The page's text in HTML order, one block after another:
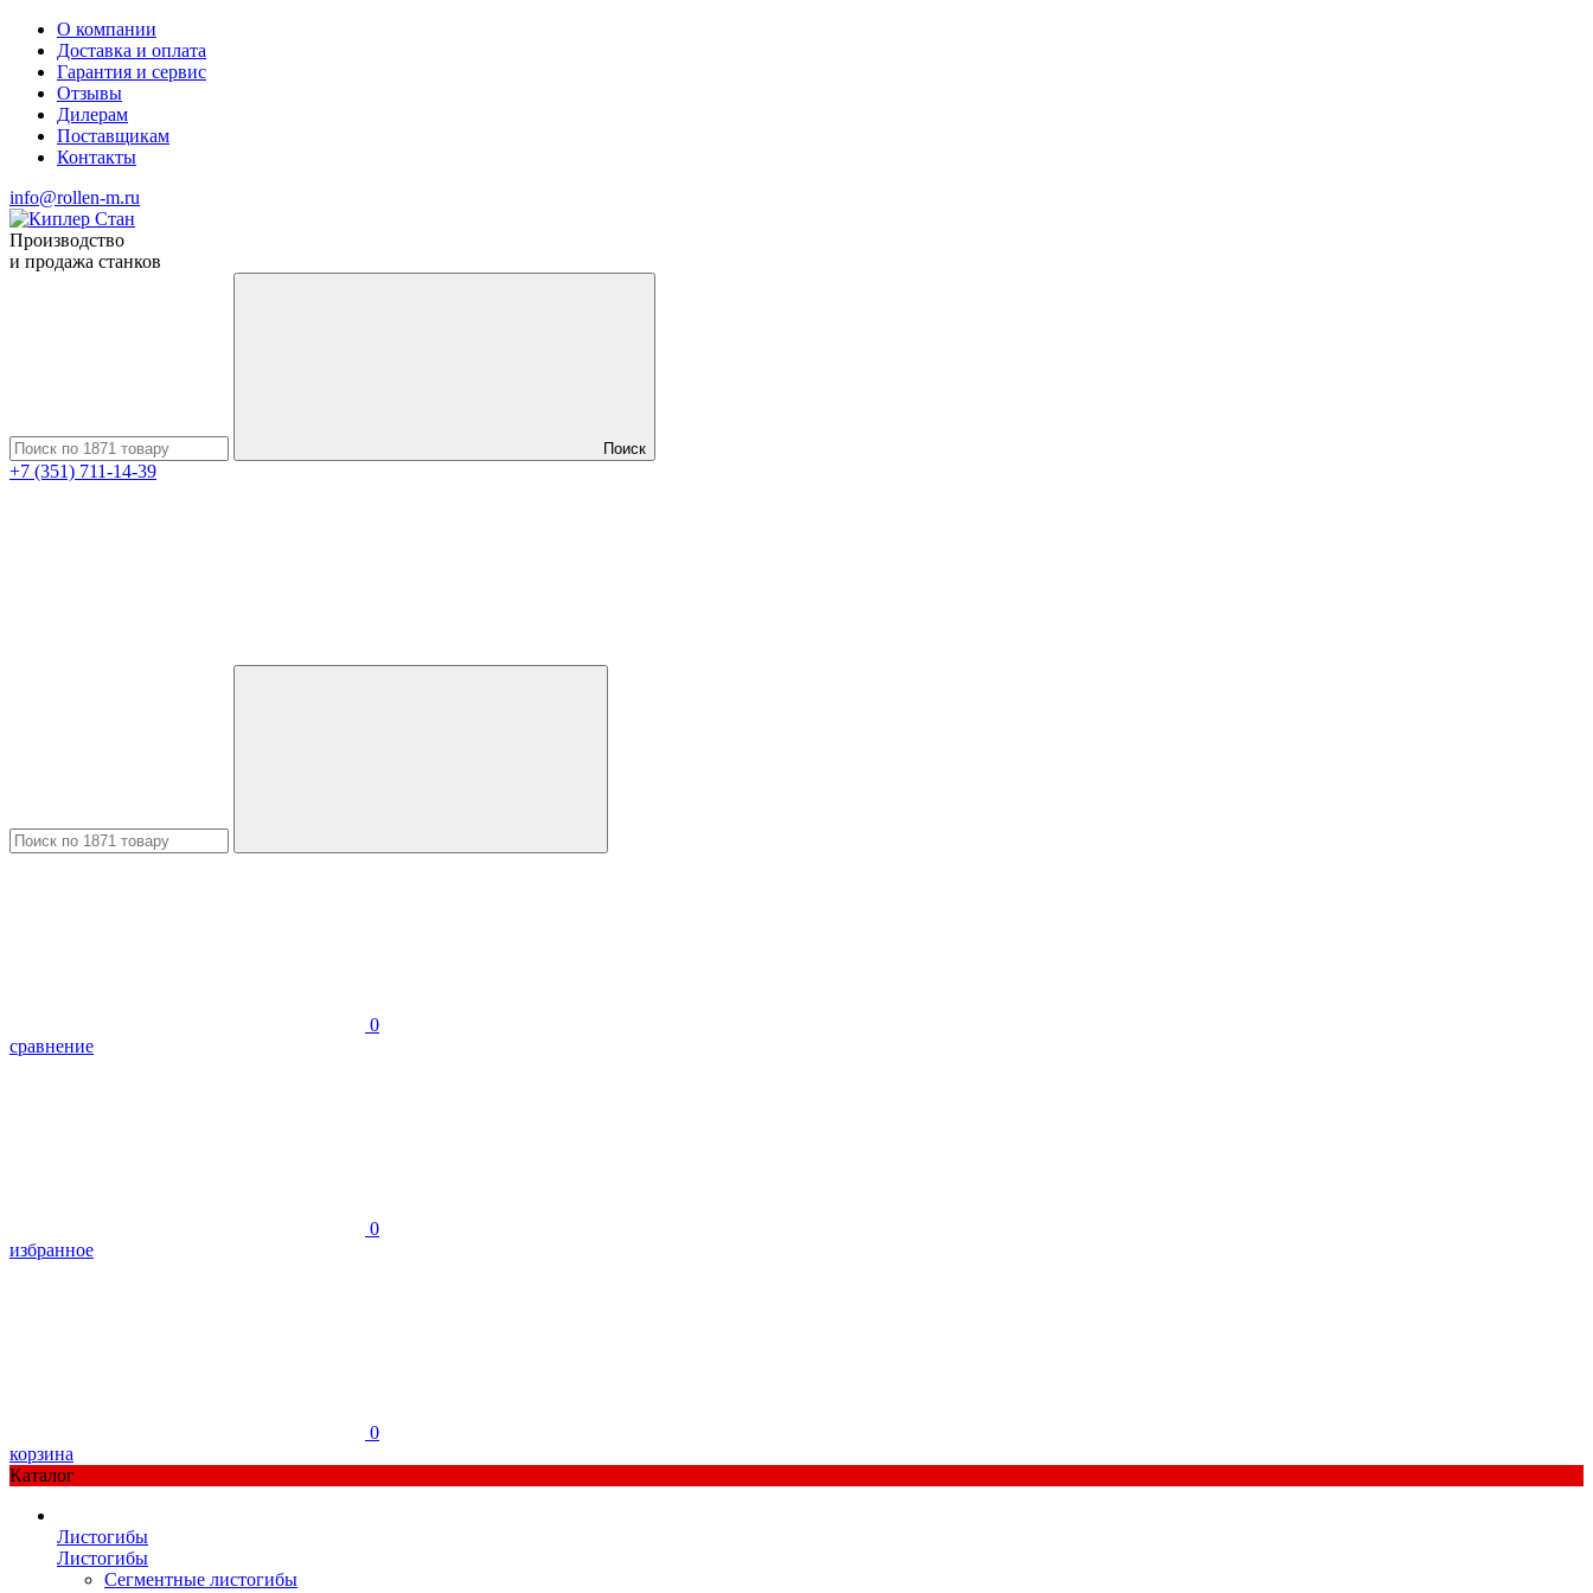
О компании
Доставка и оплата
Гарантия и сервис
Отзывы
Дилерам
Поставщикам
Контакты
info@rollen-m.ru
Производство
и продажа станков
Поиск
+7 (351) 711-14-39
0
сравнение
0
избранное
0
корзина
Каталог
Листогибы
Листогибы
Сегментные листогибы